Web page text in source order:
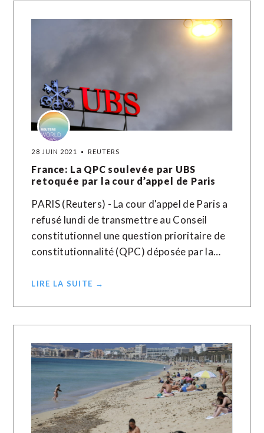
28 JUIN 2021 REUTERS
France: La QPC soulevée par UBS
retoquée par la cour d’appel de Paris
PARIS (Reuters) - La cour d'appel de Paris a
refusé lundi de transmettre au Conseil
constitutionnel une question prioritaire de
constitutionnalité (QPC) déposée par la…
LIRE LA SUITE →